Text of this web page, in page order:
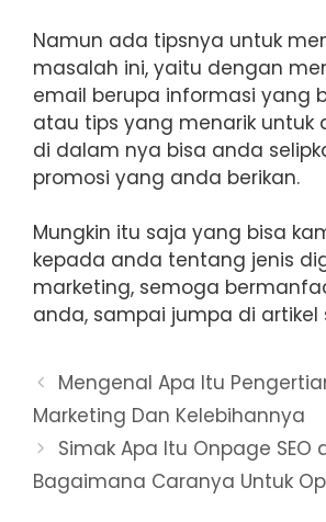
Namun ada tipsnya untuk
masalah ini, yaitu dengan
email berupa informasi yang
atau tips yang menarik untuk
di dalam nya bisa anda
promosi yang anda berikan.
Mungkin itu saja yang bisa
kepada anda tentang jenis
marketing, semoga
anda, sampai jumpa di artikel
Mengenal Apa Itu
Marketing Dan Kelebihannya
Simak Apa Itu Onpage SEO
Bagaimana Caranya Untuk